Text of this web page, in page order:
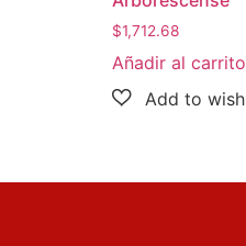
$1,712.68
Añadir al carrito